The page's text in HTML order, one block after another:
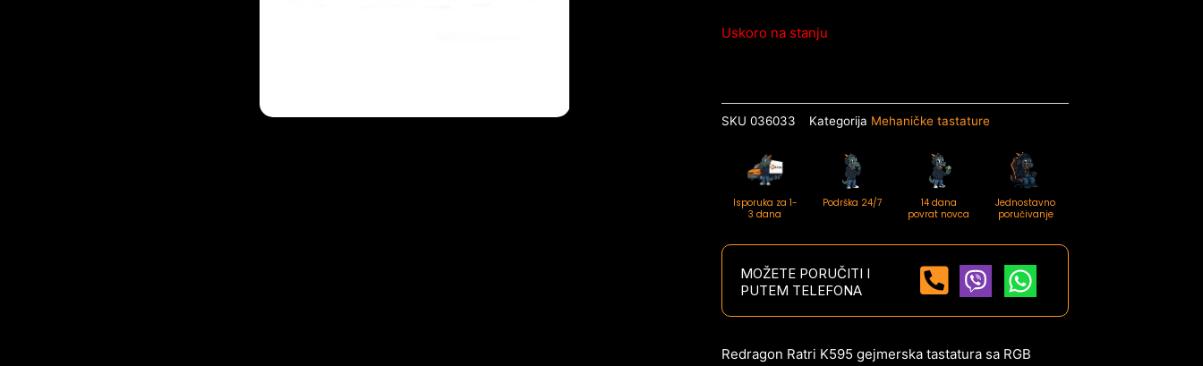
Uskoro na stanju
SKU036033 Kategorija Mehaničke tastature
Isporuka za 1-
3 dana
Podrška 24/7
14 dana
povrat novca
Jednostavno
poručivanje
MOŽETE PORUČITI I
PUTEM TELEFONA
Redragon Ratri K595 gejmerska tastatura sa RGB